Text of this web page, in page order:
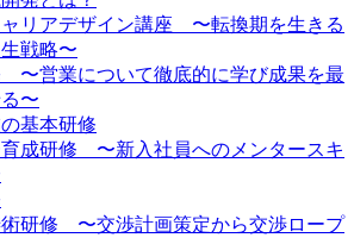
リアデザイン講座 〜転換期を生きる
戦略〜
〜営業について徹底的に学び成果を最
〜
基本研修
育成研修 〜新入社員へのメンタースキ
研修 〜交渉計画策定から交渉ロープ